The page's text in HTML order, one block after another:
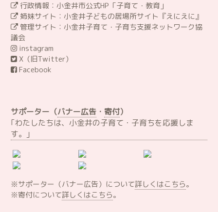
行政情報：小金井市公式HP「子育て・教育」
姉妹サイト：小金井子どもの居場所サイト『えにえに』
管理サイト：小金井子育て・子育ち支援ネットワーク協
議会
instagram
X（旧Twitter）
Facebook
サポーター（バナー広告 ・ 寄付）
｢わたしたちは、小金井の子育て・子育ちを応援しま
す。｣
※サポーター（バナー広告）について詳しくはこちら。
※寄付について詳しくはこちら。